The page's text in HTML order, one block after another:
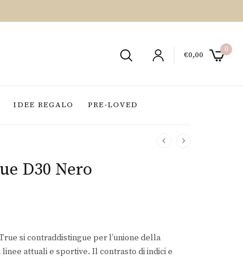
€0,00
0
IDEE REGALO PRE-LOVED
D30 Nero
si contraddistingue per l’unione della
linee attuali e sportive. Il contrasto di indici e